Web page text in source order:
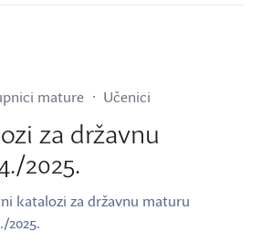
mature Učenici
za državnu
2025.
katalozi za državnu maturu
2025.